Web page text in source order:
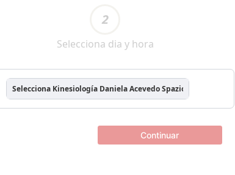
2
Selecciona dia y hora
Selecciona Kinesiología Daniela Acevedo Spazio Salud
Continuar